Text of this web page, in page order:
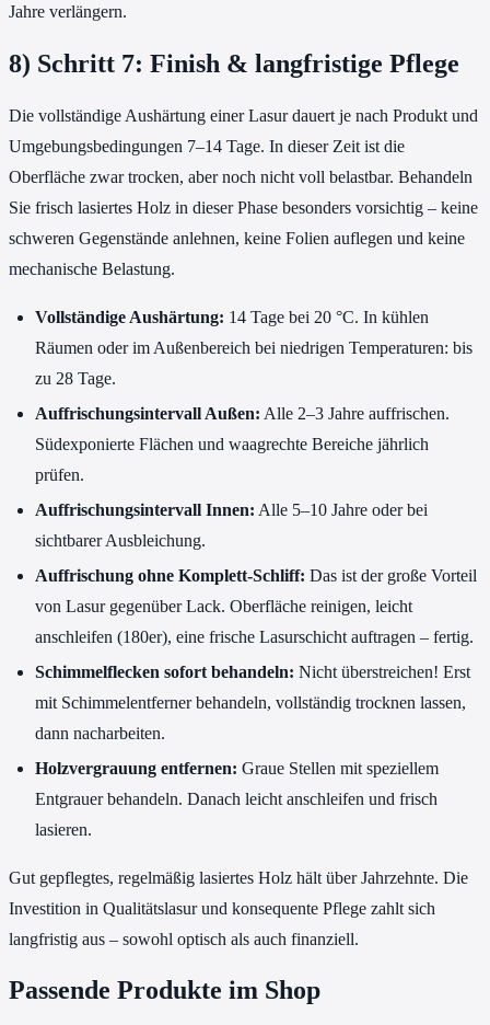
Jahre verlängern.
8) Schritt 7: Finish & langfristige Pflege
Die vollständige Aushärtung einer Lasur dauert je nach Produkt und
Umgebungsbedingungen 7–14 Tage. In dieser Zeit ist die
Oberfläche zwar trocken, aber noch nicht voll belastbar. Behandeln
Sie frisch lasiertes Holz in dieser Phase besonders vorsichtig – keine
schweren Gegenstände anlehnen, keine Folien auflegen und keine
mechanische Belastung.
Vollständige Aushärtung: 14 Tage bei 20 °C. In kühlen
Räumen oder im Außenbereich bei niedrigen Temperaturen: bis
zu 28 Tage.
Auffrischungsintervall Außen: Alle 2–3 Jahre auffrischen.
Südexponierte Flächen und waagrechte Bereiche jährlich
prüfen.
Auffrischungsintervall Innen: Alle 5–10 Jahre oder bei
sichtbarer Ausbleichung.
Auffrischung ohne Komplett-Schliff: Das ist der große Vorteil
von Lasur gegenüber Lack. Oberfläche reinigen, leicht
anschleifen (180er), eine frische Lasurschicht auftragen – fertig.
Schimmelflecken sofort behandeln: Nicht überstreichen! Erst
mit Schimmelentferner behandeln, vollständig trocknen lassen,
dann nacharbeiten.
Holzvergrauung entfernen: Graue Stellen mit speziellem
Entgrauer behandeln. Danach leicht anschleifen und frisch
lasieren.
Gut gepflegtes, regelmäßig lasiertes Holz hält über Jahrzehnte. Die
Investition in Qualitätslasur und konsequente Pflege zahlt sich
langfristig aus – sowohl optisch als auch finanziell.
Passende Produkte im Shop